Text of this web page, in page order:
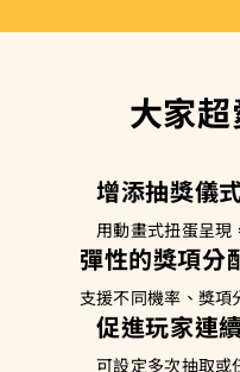
大家
增添抽獎儀
用動畫式扭蛋呈現
彈性的獎項分
支援不同機率、獎
促進玩家連
可設定多次抽取或